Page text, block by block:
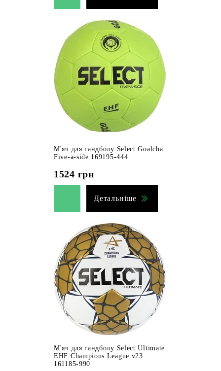
М'яч для гандболу Select Goalcha
Five-a-side 169195-444
1524 грн
Детальніше
М'яч для гандболу Select Ultimate
EHF Champions League v23
161185-990